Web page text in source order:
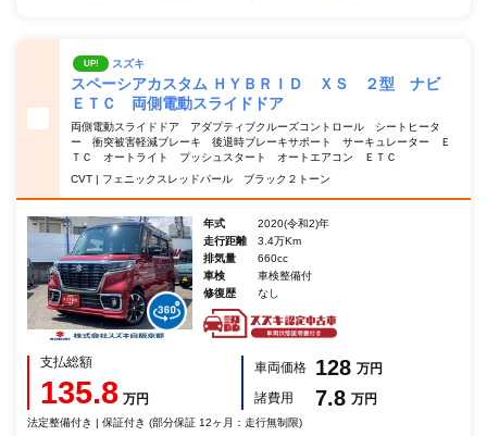
UP! スズキ
スペーシアカスタム ＨＹＢＲＩＤ ＸＳ ２型 ナビ
ＥＴＣ 両側電動スライドドア
両側電動スライドドア アダプティブクルーズコントロール シートヒータ
ー 衝突被害軽減ブレーキ 後退時ブレーキサポート サーキュレーター Ｅ
ＴＣ オートライト プッシュスタート オートエアコン ＥＴＣ
CVT | フェニックスレッドパール ブラック２トーン
年式
2020(令和2)年
走行距離
3.4万Km
排気量
660cc
車検
車検整備付
修復歴
なし
支払総額
135.8 万円
車両価格 128 万円
諸費用
7.8 万円
法定整備付き | 保証付き (部分保証 12ヶ月：走行無制限)